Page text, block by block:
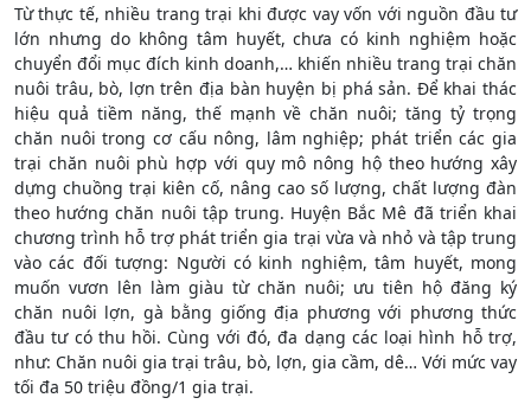
Từ thực tế, nhiều trang trại khi được vay vốn với nguồn đầu tư
lớn nhưng do không tâm huyết, chưa có kinh nghiệm hoặc
chuyển đổi mục đích kinh doanh,… khiến nhiều trang trại chăn
nuôi trâu, bò, lợn trên địa bàn huyện bị phá sản. Để khai thác
hiệu quả tiềm năng, thế mạnh về chăn nuôi; tăng tỷ trọng
chăn nuôi trong cơ cấu nông, lâm nghiệp; phát triển các gia
trại chăn nuôi phù hợp với quy mô nông hộ theo hướng xây
dựng chuồng trại kiên cố, nâng cao số lượng, chất lượng đàn
theo hướng chăn nuôi tập trung. Huyện Bắc Mê đã triển khai
chương trình hỗ trợ phát triển gia trại vừa và nhỏ và tập trung
vào các đối tượng: Người có kinh nghiệm, tâm huyết, mong
muốn vươn lên làm giàu từ chăn nuôi; ưu tiên hộ đăng ký
chăn nuôi lợn, gà bằng giống địa phương với phương thức
đầu tư có thu hồi. Cùng với đó, đa dạng các loại hình hỗ trợ,
như: Chăn nuôi gia trại trâu, bò, lợn, gia cầm, dê… Với mức vay
tối đa 50 triệu đồng/1 gia trại.